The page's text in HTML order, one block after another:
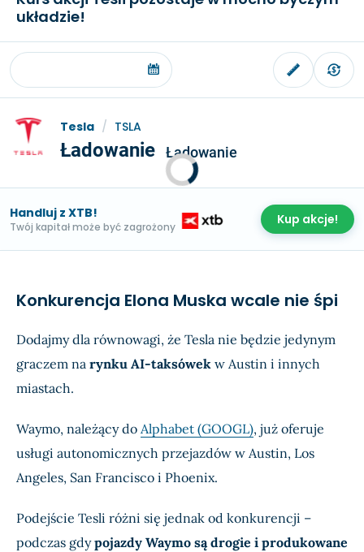
układzie!
Tesla / TSLA
Ładowanie Ładowanie
Handluj z XTB!
Twój kapitał może być zagrożony Kup akcje!
Konkurencja Elona Muska wcale nie śpi
Dodajmy dla równowagi, że Tesla nie będzie jedynym
graczem na rynku AI-taksówek w Austin i innych
miastach.
Waymo, należący do Alphabet (GOOGL), już oferuje
usługi autonomicznych przejazdów w Austin, Los
Angeles, San Francisco i Phoenix.
Podejście Tesli różni się jednak od konkurencji –
podczas gdypojazdy Waymo są drogie i produkowane